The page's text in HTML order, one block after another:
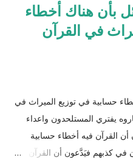
بأن هناك أخطاء
في القرآن
حسابية في توزيع الميراث في
يفتري المستلحدون واعداء
أن القرآن فيه أخطاء حسابية
كذبهم فيَدَّعون أن القرآن من